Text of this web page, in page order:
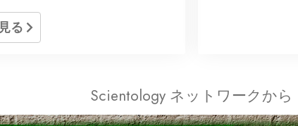
る
Scientology ネットワークから